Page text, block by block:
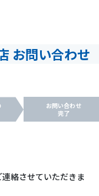
お問い合わせ
お問い合わせ
完了
絡させていただきま